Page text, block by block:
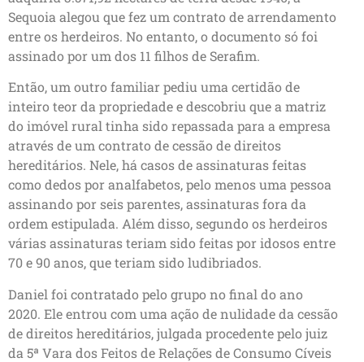
Sequoia alegou que fez um contrato de arrendamento
entre os herdeiros. No entanto, o documento só foi
assinado por um dos 11 filhos de Serafim.
Então, um outro familiar pediu uma certidão de
inteiro teor da propriedade e descobriu que a matriz
do imóvel rural tinha sido repassada para a empresa
através de um contrato de cessão de direitos
hereditários. Nele, há casos de assinaturas feitas
como dedos por analfabetos, pelo menos uma pessoa
assinando por seis parentes, assinaturas fora da
ordem estipulada. Além disso, segundo os herdeiros
várias assinaturas teriam sido feitas por idosos entre
70 e 90 anos, que teriam sido ludibriados.
Daniel foi contratado pelo grupo no final do ano
2020. Ele entrou com uma ação de nulidade da cessão
de direitos hereditários, julgada procedente pelo juiz
da 5ª Vara dos Feitos de Relações de Consumo Cíveis